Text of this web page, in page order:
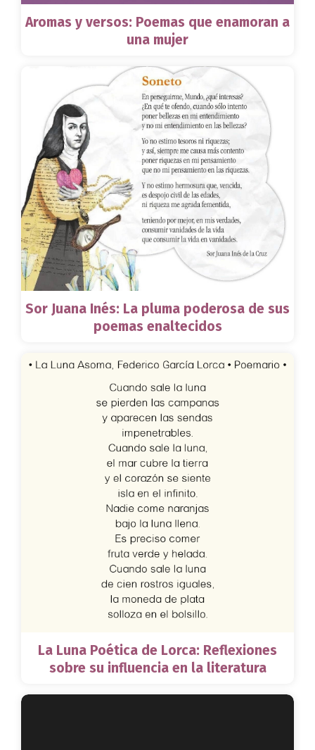
Aromas y versos: Poemas que enamoran a
una mujer
Sor Juana Inés: La pluma poderosa de sus
poemas enaltecidos
La Luna Poética de Lorca: Reflexiones
sobre su influencia en la literatura